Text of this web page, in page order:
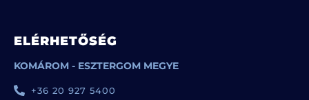
ELÉRHETŐSÉG
KOMÁROM - ESZTERGOM MEGYE
+36 20 927 5400